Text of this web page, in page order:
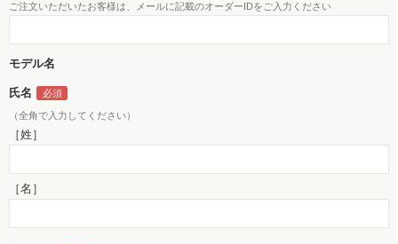
ご注文いただいたお客様は、メールに記載のオーダーIDをご入力ください
モデル名
氏名
（全角で入力してください）
［姓］
［名］